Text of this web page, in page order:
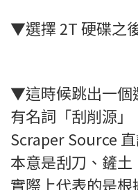
▼選擇 2T 硬碟之
▼這時候跳出一個
有名詞「刮削源
Scraper Source
本意是刮刀、鏟土
實際上代表的是